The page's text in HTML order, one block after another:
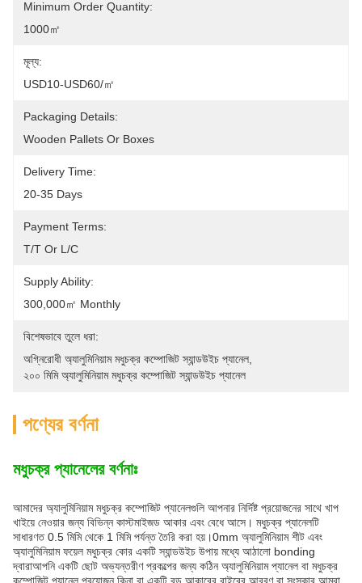
Minimum Order Quantity:
1000㎡
মূল্য:
USD10-USD60/㎡
Packaging Details:
Wooden Pallets Or Boxes
Delivery Time:
20-35 Days
Payment Terms:
T/T Or L/C
Supply Ability:
300,000㎡ Monthly
বিশেষভাবে তুলে ধরা:
অগ্নিরোধী অ্যালুমিনিয়াম মধুচক্র কম্পোজিট স্যান্ডউইচ প্যানেল
২০০ মিমি অ্যালুমিনিয়াম মধুচক্র কম্পোজিট স্যান্ডউইচ প্যানেল
পণ্যের বর্ণনা
মধুচক্র প্যানেলের বর্ণনাঃ
আমাদের অ্যালুমিনিয়াম মধুচক্র কম্পোজিট প্যানেলগুলি আপনার নির্দিষ্ট প্রয়োজনের সাথে খাপ
খাইয়ে নেওয়ার জন্য বিভিন্ন কাস্টমাইজড আকার এবং বেধে আসে। মধুচক্র প্যানেলটি
সাধারণত 0.5 মিমি থেকে 1 মিমি পর্যন্ত তৈরি করা হয়।0mm অ্যালুমিনিয়াম শীট এবং
অ্যালুমিনিয়াম ফয়েল মধুচক্র কোর একটি স্যান্ডউইচ উপায় মধ্যে আঠালো bonding
দ্বারাআপনি একটি ছোট অভ্যন্তরীণ প্রকল্পের জন্য কঠিন অ্যালুমিনিয়াম প্যানেল বা মধুচক্র